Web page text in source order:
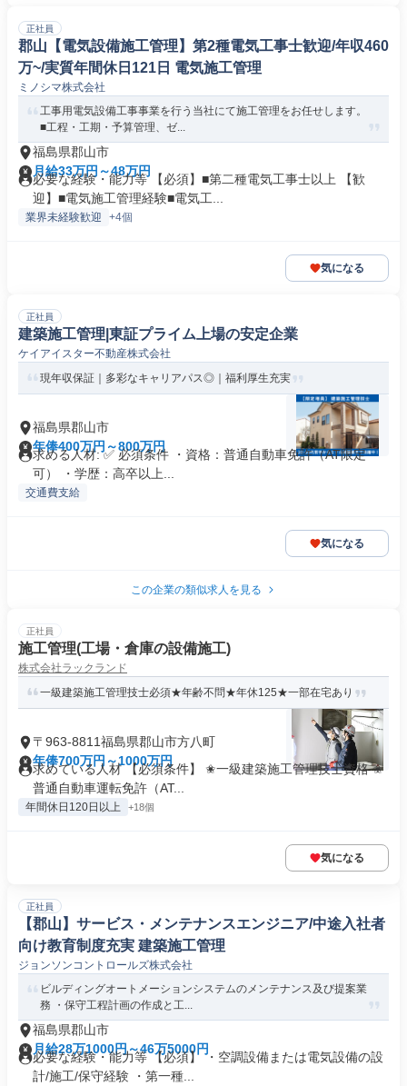
正社員
郡山【電気設備施工管理】第2種電気工事士歓迎/年収460
万~/実質年間休日121日 電気施工管理
ミノシマ株式会社
工事用電気設備工事事業を行う当社にて施工管理をお任せします。
■工程・工期・予算管理、ゼ...
福島県郡山市
月給33万円～48万円
必要な経験・能力等 【必須】■第二種電気工事士以上 【歓
迎】■電気施工管理経験■電気工...
業界未経験歓迎 +4個
気になる
正社員
建築施工管理|東証プライム上場の安定企業
ケイアイスター不動産株式会社
現年収保証｜多彩なキャリアパス◎｜福利厚生充実
福島県郡山市
年俸400万円～800万円
求める人材: ✅ 必須条件 ・資格：普通自動車免許（AT限定
可） ・学歴：高卒以上...
交通費支給
気になる
この企業の類似求人を見る
正社員
施工管理(工場・倉庫の設備施工)
株式会社ラックランド
一級建築施工管理技士必須★年齢不問★年休125★一部在宅あり
〒963-8811福島県郡山市方八町
年俸700万円～1000万円
求めている人材 【必須条件】 ✬一級建築施工管理技士資格 ✬
普通自動車運転免許（AT...
年間休日120日以上 +18個
気になる
正社員
【郡山】サービス・メンテナンスエンジニア/中途入社者
向け教育制度充実 建築施工管理
ジョンソンコントロールズ株式会社
ビルディングオートメーションシステムのメンテナンス及び提案業
務 ・保守工程計画の作成と工...
福島県郡山市
月給28万1000円～46万5000円
必要な経験・能力等 【必須】 ・空調設備または電気設備の設
計/施工/保守経験 ・第一種...